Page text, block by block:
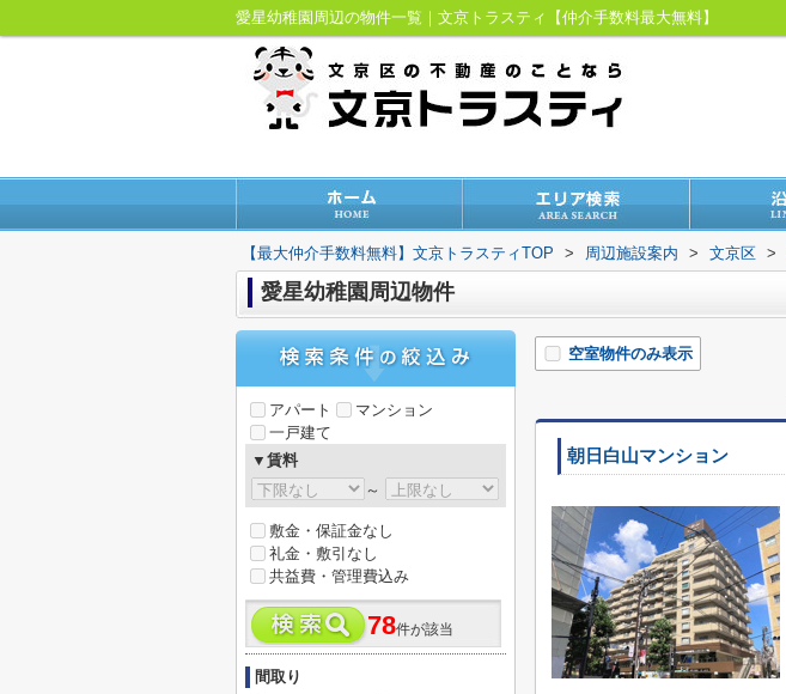
愛星幼稚園周辺の物件一覧｜文京トラスティ【仲介手数料最大無料】
【最大仲介手数料無料】文京トラスティTOP > 周辺施設案内 > 文京区 >
愛星幼稚園周辺物件
空室物件のみ表示
朝日白山マンション
アパート
マンション
一戸建て
▼賃料
～
敷金・保証金なし
礼金・敷引なし
共益費・管理費込み
78件が該当
間取り